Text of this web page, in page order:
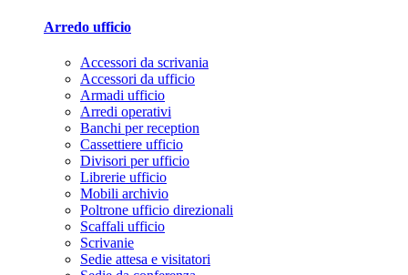
Arredo ufficio
Accessori da scrivania
Accessori da ufficio
Armadi ufficio
Arredi operativi
Banchi per reception
Cassettiere ufficio
Divisori per ufficio
Librerie ufficio
Mobili archivio
Poltrone ufficio direzionali
Scaffali ufficio
Scrivanie
Sedie attesa e visitatori